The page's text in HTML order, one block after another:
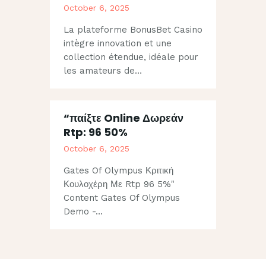
October 6, 2025
La plateforme BonusBet Casino
intègre innovation et une
collection étendue, idéale pour
les amateurs de…
“παίξτε Online Δωρεάν
Rtp: 96 50%
October 6, 2025
Gates Of Olympus Κριτική
Κουλοχέρη Με Rtp 96 5%"
Content Gates Of Olympus
Demo -…